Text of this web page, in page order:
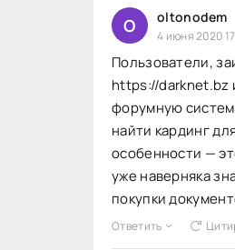
O oltonodem
4 июня 2020
Пользователи,
https://darknet.bz
форумную
найти кардинг
особенности —
уже наверняка
покупки
Ответить